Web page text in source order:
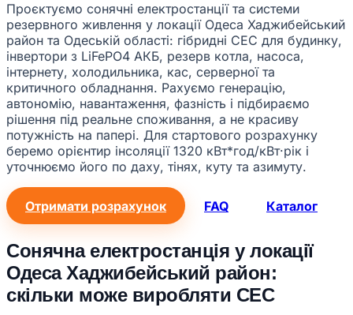
Проєктуємо сонячні електростанції та системи
резервного живлення у локації Одеса Хаджибейський
район та Одеській області: гібридні СЕС для будинку,
інвертори з LiFePO4 АКБ, резерв котла, насоса,
інтернету, холодильника, кас, серверної та
критичного обладнання. Рахуємо генерацію,
автономію, навантаження, фазність і підбираємо
рішення під реальне споживання, а не красиву
потужність на папері. Для стартового розрахунку
беремо орієнтир інсоляції 1320 кВт*год/кВт·рік і
уточнюємо його по даху, тінях, куту та азимуту.
Отримати розрахунок FAQ Каталог
Сонячна електростанція у локації
Одеса Хаджибейський район:
скільки може виробляти СЕС